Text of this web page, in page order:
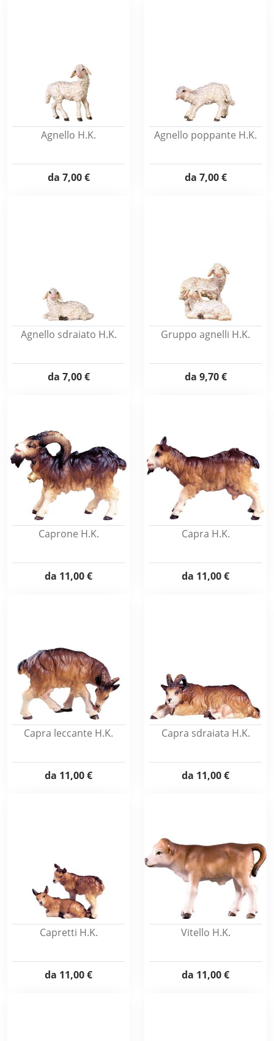
Agnello H.K.
da 7,00 €
Agnello poppante H.K.
da 7,00 €
Agnello sdraiato H.K.
da 7,00 €
Gruppo agnelli H.K.
da 9,70 €
Caprone H.K.
da 11,00 €
Capra H.K.
da 11,00 €
Capra leccante H.K.
da 11,00 €
Capra sdraiata H.K.
da 11,00 €
Capretti H.K.
da 11,00 €
Vitello H.K.
da 11,00 €